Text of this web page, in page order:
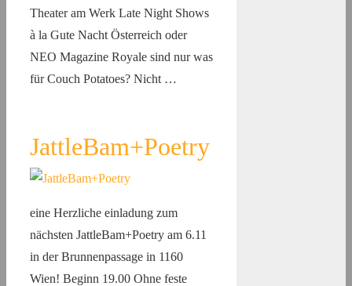
Theater am Werk Late Night Shows
à la Gute Nacht Österreich oder
NEO Magazine Royale sind nur was
für Couch Potatoes? Nicht …
JattleBam+Poetry
eine Herzliche einladung zum
nächsten JattleBam+Poetry am 6.11
in der Brunnenpassage in 1160
Wien! Beginn 19.00 Ohne feste